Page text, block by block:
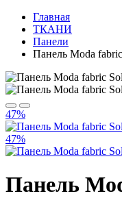
Главная
ТКАНИ
Панели
Панель Moda
47%
47%
Панель